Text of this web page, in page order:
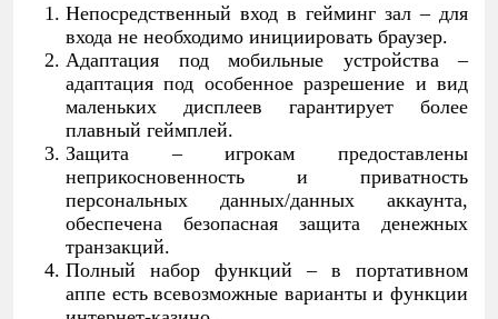
Непосредственный вход в гейминг зал – для
входа не необходимо инициировать браузер.
Адаптация под мобильные устройства –
адаптация под особенное разрешение и вид
маленьких дисплеев гарантирует более
плавный геймплей.
Защита – игрокам предоставлены
неприкосновенность и приватность
персональных данных/данных аккаунта,
обеспечена безопасная защита денежных
транзакций.
Полный набор функций – в портативном
аппе есть всевозможные варианты и функции